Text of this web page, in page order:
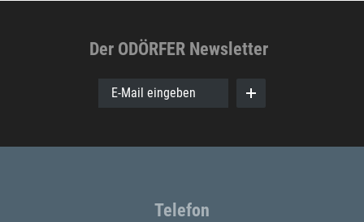
Der ODÖRFER Newsletter
E-Mail eingeben
Telefon